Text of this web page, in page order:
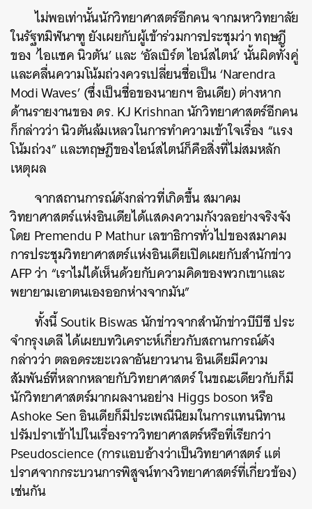
ไม่พอเท่านั้นนักวิทยาศาสตร์อีกคน จากมหาวิทยาลัย
ในรัฐทมิฬนาฑู ยังเผยกับผู้เข้าร่วมการประชุมว่า ทฤษฎี
ของ ‘ไอแซค นิวตัน’ และ ‘อัลเบิร์ต ไอน์สไตน์’ นั้นผิดทั้งคู่
และคลื่นความโน้มถ่วงควรเปลี่ยนชื่อเป็น ‘Narendra
Modi Waves’ (ซึ่งเป็นชื่อของนายกฯ อินเดีย) ต่างหาก
ด้านรายงานของ ดร. KJ Krishnan นักวิทยาศาสตร์อีกคน
ก็กล่าวว่า นิวตันล้มเหลวในการทำความเข้าใจเรื่อง “แรง
โน้มถ่วง” และทฤษฎีของไอน์สไตน์ก็คือสิ่งที่ไม่สมหลัก
เหตุผล
จากสถานการณ์ดังกล่าวที่เกิดขึ้น สมาคม
วิทยาศาสตร์แห่งอินเดียได้แสดงความกังวลอย่างจริงจัง
โดย Premendu P Mathur เลขาธิการทั่วไปของสมาคม
การประชุมวิทยาศาสตร์แห่งอินเดียเปิดเผยกับสำนักข่าว
AFP ว่า “เราไม่ได้เห็นด้วยกับความคิดของพวกเขาและ
พยายามเอาตนเองออกห่างจากมัน”
ทั้งนี้ Soutik Biswas นักข่าวจากสำนักข่าวบีบีซี ประ
จำกรุงเดลี ได้เผยบทวิเคราะห์เกี่ยวกับสถานการณ์ดัง
กล่าวว่า ตลอดระยะเวลาอันยาวนาน อินเดียมีความ
สัมพันธ์ที่หลากหลายกับวิทยาศาสตร์ ในขณะเดียวกับก็มี
นักวิทยาศาสตร์มากผลงานอย่าง Higgs boson หรือ
Ashoke Sen อินเดียก็มีประเพณีนิยมในการแทนนิทาน
ปรัมปราเข้าไปในเรื่องราววิทยาศาสตร์หรือที่เรียกว่า
Pseudoscience (การแอบอ้างว่าเป็นวิทยาศาสตร์ แต่
ปราศจากกระบวนการพิสูจน์ทางวิทยาศาสตร์ที่เกี่ยวข้อง)
เช่นกัน
ค้นหา
SHARE TWEET LINE EMAIL